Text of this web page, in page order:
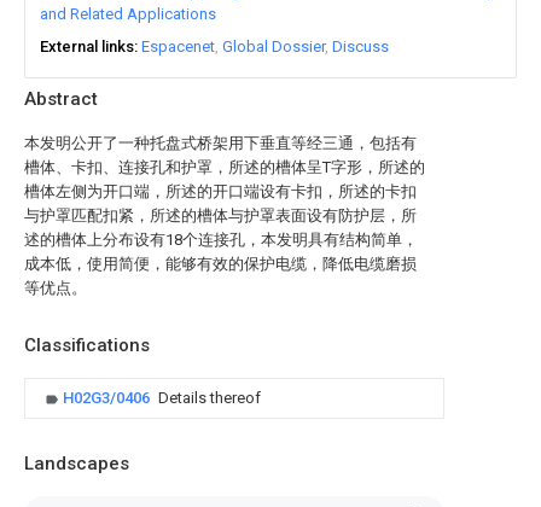
Abstract
本发明公开了一种托盘式桥架用下垂直等经三通，包括有
槽体、卡扣、连接孔和护罩，所述的槽体呈T字形，所述的
槽体左侧为开口端，所述的开口端设有卡扣，所述的卡扣
与护罩匹配扣紧，所述的槽体与护罩表面设有防护层，所
述的槽体上分布设有18个连接孔，本发明具有结构简单，
成本低，使用简便，能够有效的保护电缆，降低电缆磨损
等优点。
Classifications
H02G3/0406 Details thereof
Landscapes
and Related Applications
External links Espacenet Global Dossier Discuss